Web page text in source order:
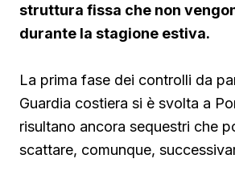
struttura fissa che non
durante la stagione estiva.
La prima fase dei controlli da
Guardia costiera si è svolta a
risultano ancora sequestri che
scattare, comunque,